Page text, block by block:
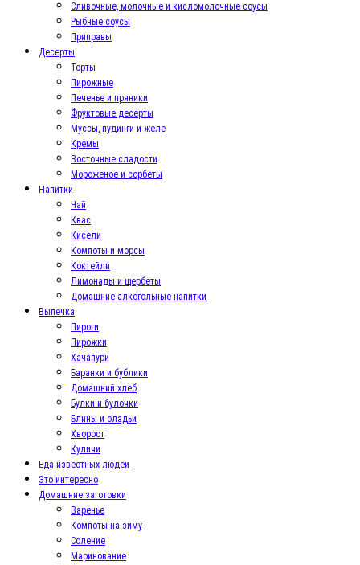
Сливочные, молочные и кисломолочные соусы
Рыбные соусы
Приправы
Десерты
Торты
Пирожные
Печенье и пряники
Фруктовые десерты
Муссы, пудинги и желе
Кремы
Восточные сладости
Мороженое и сорбеты
Напитки
Чай
Квас
Кисели
Компоты и морсы
Коктейли
Лимонады и щербеты
Домашние алкогольные напитки
Выпечка
Пироги
Пирожки
Хачапури
Баранки и бублики
Домашний хлеб
Булки и булочки
Блины и оладьи
Хворост
Куличи
Еда известных людей
Это интересно
Домашние заготовки
Варенье
Компоты на зиму
Соление
Маринование